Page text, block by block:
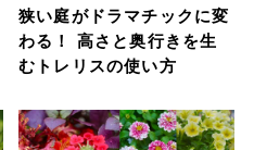
狭い庭がドラマチックに変
わる！ 高さと奥行きを生
むトレリスの使い方